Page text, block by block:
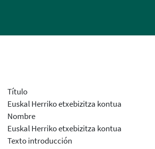
Título
Euskal Herriko etxebizitza kontua
Nombre
Euskal Herriko etxebizitza kontua
Texto introducción